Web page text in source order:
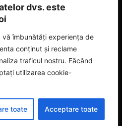
dvs. este
vă îmbunătăți experiența de
conținut și reclame
traficul nostru. Făcând
utilizarea cookie-
toate Acceptare toate
Events
Anna
Anna Junior
Design